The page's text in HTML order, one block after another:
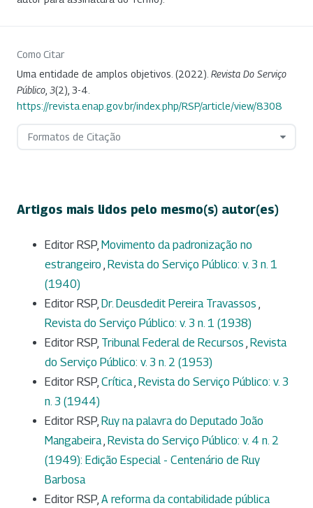
Como Citar
Uma entidade de amplos objetivos. (2022). Revista Do Serviço
Público 3(2), 3-4.
https://revista.enap.gov.br/index.php/RSP/article/view/8308
Formatos de Citação
Artigos mais lidos pelo mesmo(s) autor(es)
Editor RSP, Movimento da padronização no
estrangeiro , Revista do Serviço Público: v. 3 n. 1
(1940)
Editor RSP, Dr. Deusdedit Pereira Travassos ,
Revista do Serviço Público: v. 3 n. 1 (1938)
Editor RSP, Tribunal Federal de Recursos , Revista
do Serviço Público: v. 3 n. 2 (1953)
Editor RSP, Crítica, Revista do Serviço Público: v. 3
n. 3 (1944)
Editor RSP, Ruy na palavra do Deputado João
Mangabeira, Revista do Serviço Público: v. 4 n. 2
(1949): Edição Especial - Centenário de Ruy
Barbosa
Editor RSP, A reforma da contabilidade pública